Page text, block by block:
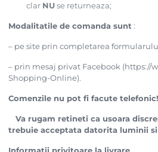
clar NUse returneaza;
Modalitatile de comanda sunt
– pe site prin completarea
– prin mesaj privat Facebook (https://
Shopping-Online).
Comenzile nu pot fi facute
Va rugam retineti ca usoara
trebuie acceptata datorita luminii